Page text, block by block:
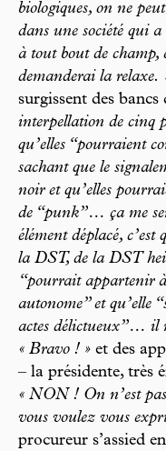
biologiques, on ne
dans une société qui
à tout bout de champ,
demanderai la relaxe.
surgissent des
interpellation de cinq
qu’elles “pourraient
sachant que le
noir et qu’elles
de “punk”… ça me
élément déplacé, c’est
la DST, de la DST
“pourrait appartenir
autonome” et qu’elle
actes délictueux”… il
« Bravo ! » et des
– la présidente, très
« NON ! On n’est
vous voulez vous
procureur s’assied